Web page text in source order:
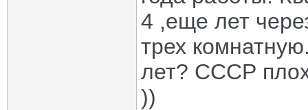
4 ,еще лет
трех
лет? СССР
))